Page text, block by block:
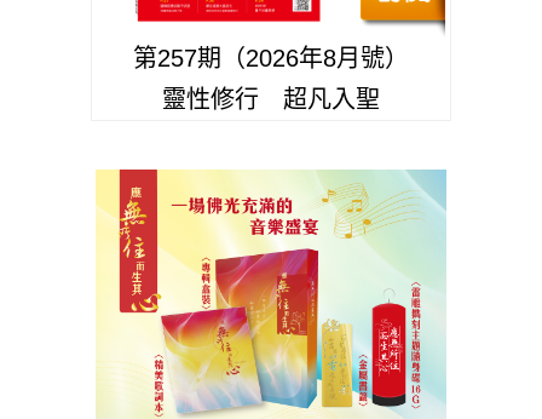
第257期（2026年8月號）
靈性修行 超凡入聖